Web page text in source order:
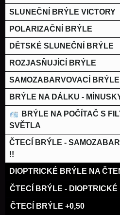
SLUNEČNÍ BRÝLE VICTORY
POLARIZAČNÍ BRÝLE
DĚTSKÉ SLUNEČNÍ BRÝLE
ROZJASŇUJÍCÍ BRÝLE
SAMOZABARVOVACÍ
BRÝLE NA DÁLKU -
BRÝLE NA POČÍTAČ S
SVĚTLA
ČTECÍ BRÝLE -
!!
DIOPTRICKÉ BRÝLE NA
ČTECÍ BRÝLE - DIOPTRICKÉ
ČTECÍ BRÝLE +0,50